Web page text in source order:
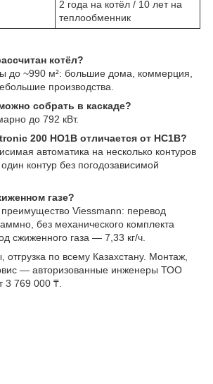
2 года на котёл / 10 лет на
теплообменник
котёл?
до ~990 м²: большие дома, коммерция,
производства.
собрать в каскаде?
до 792 кВт.
200 HO1B отличается от HC1B?
автоматика на несколько контуров
контур без погодозависимой
газе?
Viessmann: перевод
без механического комплекта
сжиженного газа — 7,33 кг/ч.
отгрузка по всему Казахстану. Монтаж,
— авторизованные инженеры ТОО
769 000 ₸.